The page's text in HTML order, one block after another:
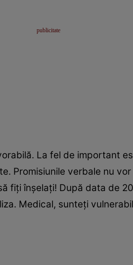
La fel de important
Promisiunile verbale nu
fiți înșelați! După data de
Medical, sunteți